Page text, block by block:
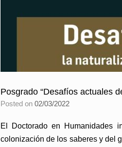
Posgrado “Desafíos actuales
Posted on 02/03/2022
El Doctorado en Humanidades
colonización de los saberes y del